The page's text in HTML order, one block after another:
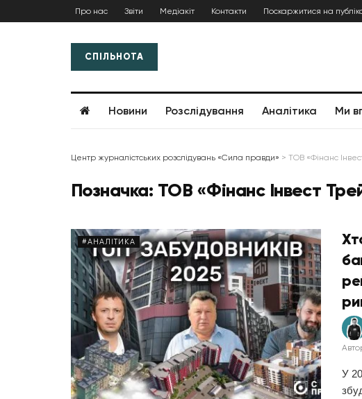
Про нас Звіти Медіакіт Контакти Поскаржитися на
СПІЛЬНОТА
Новини Розслідування Аналітика Ми
Центр журналістських розслідувань «Сила правди» > ТОВ «Фінанс
Позначка: ТОВ «Фінанс Інвест
#АНАЛІТИКА
У